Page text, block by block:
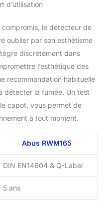
d’utilisation
compromis, le détecteur de
oublier par son esthétisme
discrètement dans
l’esthétique des
recommandation habituelle
détecter la fumée. Un test
capot, vous permet de
à tout moment.
Abus RWM165
DIN EN14604 & Q-Label
5 ans